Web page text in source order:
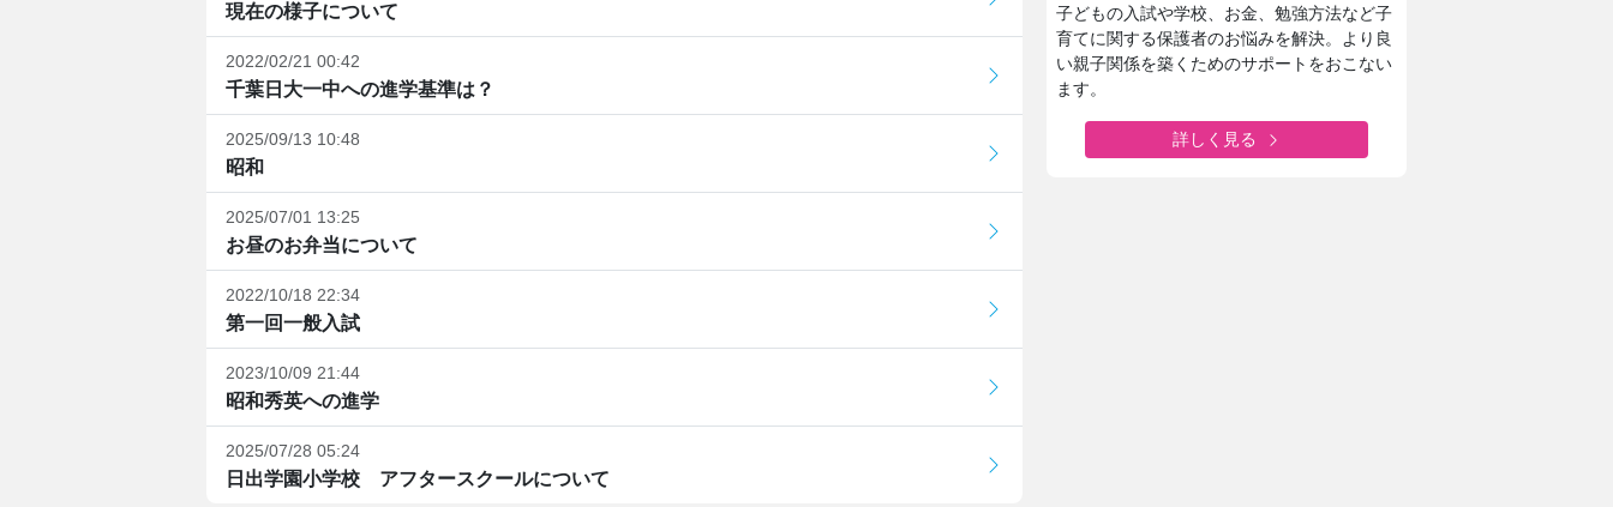
現在の様子について
2022/02/21 00:42
千葉日大一中への進学基準は？
2025/09/13 10:48
昭和
2025/07/01 13:25
お昼のお弁当について
2022/10/18 22:34
第一回一般入試
2023/10/09 21:44
昭和秀英への進学
2025/07/28 05:24
日出学園小学校 アフタースクールについて
子どもの入試や学校、お金、勉強方法など子
育てに関する保護者のお悩みを解決。より良
い親子関係を築くためのサポートをおこない
ます。
詳しく見る